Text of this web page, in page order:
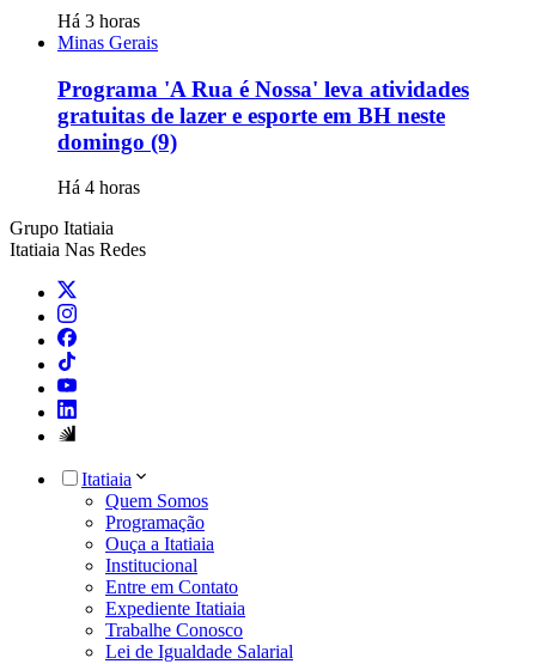
Há 3 horas
Minas Gerais
Programa 'A Rua é Nossa' leva atividades
gratuitas de lazer e esporte em BH neste
domingo (9)
Há 4 horas
Grupo Itatiaia
Itatiaia Nas Redes
Itatiaia
Quem Somos
Programação
Ouça a Itatiaia
Institucional
Entre em Contato
Expediente Itatiaia
Trabalhe Conosco
Lei de Igualdade Salarial